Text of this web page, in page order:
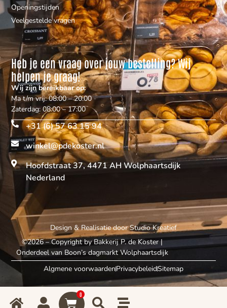
Openingstijden
Veelgestelde vragen
Heb je een vraag over jouw bestelling? Wij
helpen je graag!
Wij zijn bereikbaar op:
Ma t/m vrij: 08:00 – 20:00
Zaterdag: 08:00 – 17:00
+31 (6) 57 63 15 94
winkel@pdekoster.nl
Hoofdstraat 37, 4471 AH Wolphaartsdijk
Nederland
©2026 – Copyright by Bakkerij P. de Koster|
Onderdeel van Boon’s dagmarkt Wolphaartsdijk
Design & Realisatie doorStudio Kreatief
Algmene voorwaardenPrivacybeleidSitemap
0